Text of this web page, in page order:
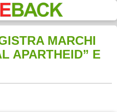
MARCHI
APARTHEID” E